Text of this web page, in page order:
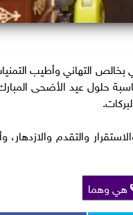
بخالص التهاني وأطيب
حلول عيد الأضحى
والتقدم والازدهار،
هي وهما